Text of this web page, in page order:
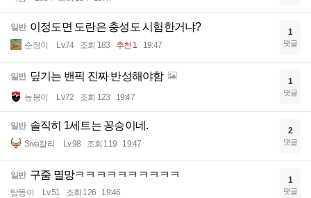
일반 이정도면 도란은 충성도 시험한거냐?
순정이 Lv.74 조회 183 추천 1 19:47
1
댓글
일반 딮기는 밴픽 진짜 반성해야함
농붕이 Lv.72 조회 123 19:47
1
댓글
일반 솔직히 1세트는 꽁승이네.
Siva칼리 Lv.98 조회 119 19:47
2
댓글
일반 구줌 멸망ㅋㅋㅋㅋㅋㅋㅋㅋㅋㅋ
탐동이 Lv.51 조회 126 19:46
1
댓글